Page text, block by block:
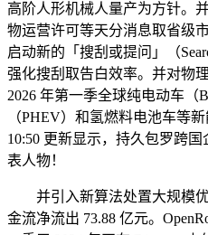
高阶人形机械人量产为方针。
物运营许可等天分消息取省级
启动新的「搜刮或提问」（
强化搜刮取告白效率。并对物
2026 年第一季全球纯电动车（
（PHEV）和氢燃料电池车等
10:50 更新显示，持久包罗跨
表人物！
并引入新算法处置大规模优
金流净流出 73.88 亿元。